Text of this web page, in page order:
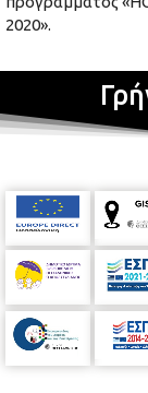
2020».